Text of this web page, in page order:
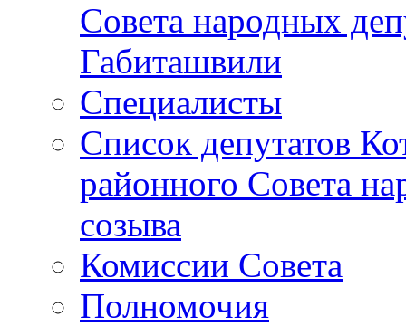
Совета народных
Габиташвили
Специалисты
Список депутатов
районного Совета
созыва
Комиссии Совета
Полномочия